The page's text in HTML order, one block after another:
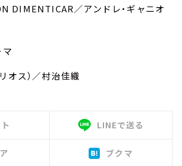
DIMENTICAR／アンドレ・ギャニオ
オス）／村治佳織
LINEで送る
ブクマ